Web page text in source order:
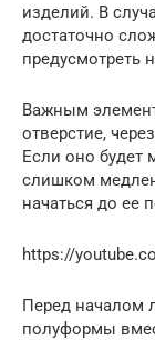
изделий. В
достаточно
предусмотреть
Важным
отверстие,
Если оно будет
слишком
начаться до ее
https://
Перед началом
полуформы